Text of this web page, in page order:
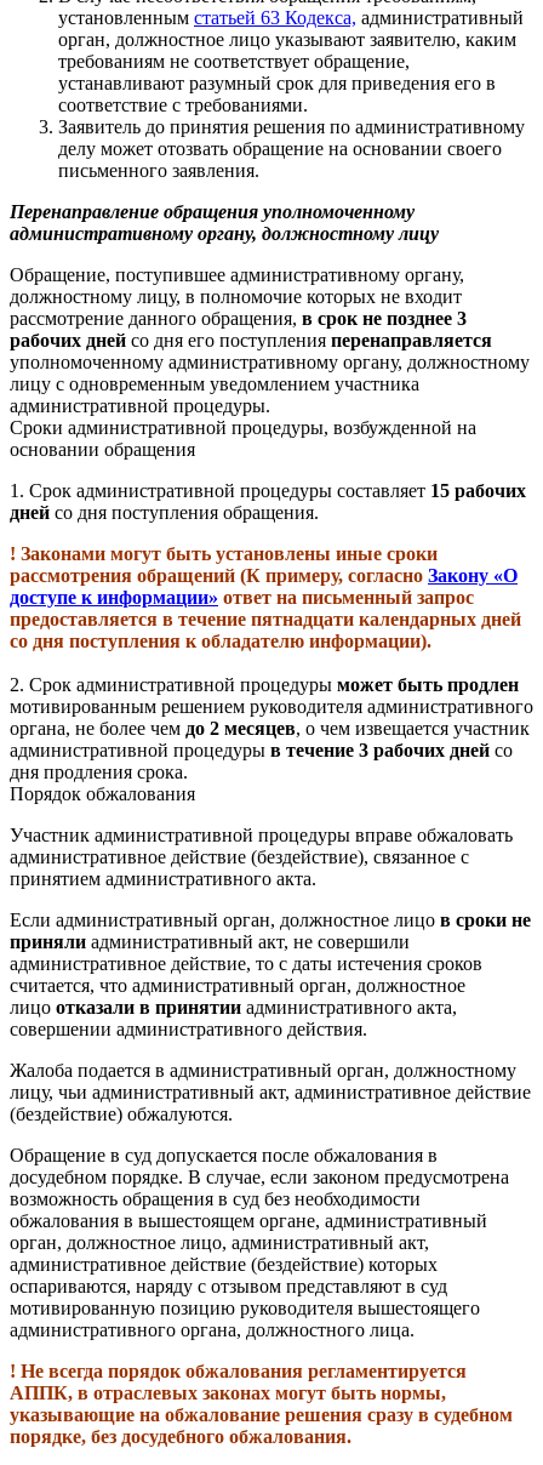
установленным статьей 63 Кодекса, административный
орган, должностное лицо указывают заявителю, каким
требованиям не соответствует обращение,
устанавливают разумный срок для приведения его в
соответствие с требованиями.
Заявитель до принятия решения по административному
делу может отозвать обращение на основании своего
письменного заявления.
Перенаправление обращения уполномоченному
административному органу, должностному лицу
Обращение, поступившее административному органу,
должностному лицу, в полномочие которых не входит
рассмотрение данного обращения, в срок не позднее 3
рабочих дней со дня его поступления перенаправляется
уполномоченному административному органу, должностному
лицу с одновременным уведомлением участника
административной процедуры.
Сроки административной процедуры, возбужденной на
основании обращения
1. Срок административной процедуры составляет 15 рабочих
дней со дня поступления обращения.
! Законами могут быть установлены иные сроки
рассмотрения обращений (К примеру, согласно Закону «О
доступе к информации» ответ на письменный запрос
предоставляется в течение пятнадцати календарных дней
со дня поступления к обладателю информации).
2. Срок административной процедуры может быть продлен
мотивированным решением руководителя административного
органа, не более чем до 2 месяцев, о чем извещается участник
административной процедуры в течение 3 рабочих дней со
дня продления срока.
Порядок обжалования
Участник административной процедуры вправе обжаловать
административное действие (бездействие), связанное с
принятием административного акта.
Если административный орган, должностное лицо в сроки не
приняли административный акт, не совершили
административное действие, то с даты истечения сроков
считается, что административный орган, должностное
лицо отказали в принятии административного акта,
совершении административного действия.
Жалоба подается в административный орган, должностному
лицу, чьи административный акт, административное действие
(бездействие) обжалуются.
Обращение в суд допускается после обжалования в
досудебном порядке. В случае, если законом предусмотрена
возможность обращения в суд без необходимости
обжалования в вышестоящем органе, административный
орган, должностное лицо, административный акт,
административное действие (бездействие) которых
оспариваются, наряду с отзывом представляют в суд
мотивированную позицию руководителя вышестоящего
административного органа, должностного лица.
! Не всегда порядок обжалования регламентируется
АППК, в отраслевых законах могут быть нормы,
указывающие на обжалование решения сразу в судебном
порядке, без досудебного обжалования.